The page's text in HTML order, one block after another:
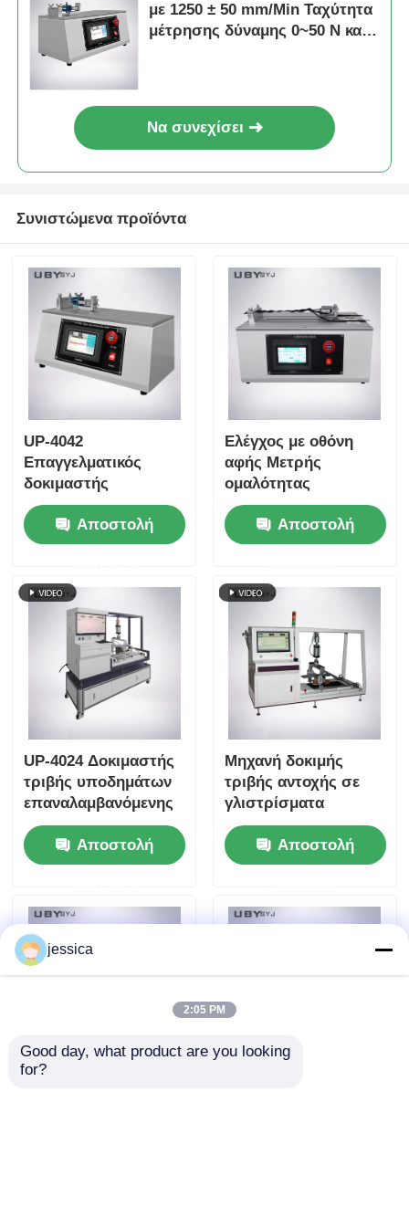
με 1250 ± 50 mm/Min Ταχύτητα
μέτρησης δύναμης 0~50 N και
Να συνεχίσει
Συνιστώμενα προϊόντα
UP-4042
Επαγγελματικός
δοκιμαστής
ομαλότητας
φερμουάρ με
ταχύτητα δοκιμής
εύρος ισχύος 0 ~ 50N
και υποστήριξη OEM
Αποστολή
Ελέγχος με οθόνη
αφής Μετρής
ομαλότητας
φερμουάρ υψηλής
ανάλυσης με
μέτρηση δύναμης 0 ~
Αποστολή
UP-4024 Δοκιμαστής
τριβής υποδημάτων
επαναλαμβανόμενης
μέτρησης με μέγιστη
πίεση 1000N και
ταχύτητα δοκιμής
Αποστολή
Μηχανή δοκιμής
τριβής αντοχής σε
γλιστρίσματα
υποδημάτων UP-4024
συμβατή με την
ASTMF609
TM144 με κάθετη
πίεση 1000N και
500mm/s
Αποστολή
jessica
2:05 PM
Good day, what product are you looking
for?